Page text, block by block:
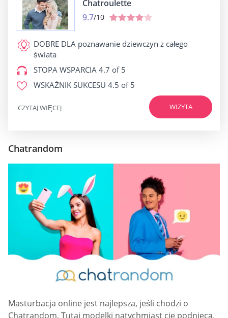
Chatroulette
9.7/10
DOBRE DLA poznawanie dziewczyn z całego
świata
STOPA WSPARCIA 4.7 of 5
WSKAŹNIK SUKCESU 4.5 of 5
WIZYTA
CZYTAJ WIĘCEJ
Chatrandom
Masturbacja online jest najlepsza, jeśli chodzi o
Chatrandom. Tutaj modelki natychmiast cię podniecą.